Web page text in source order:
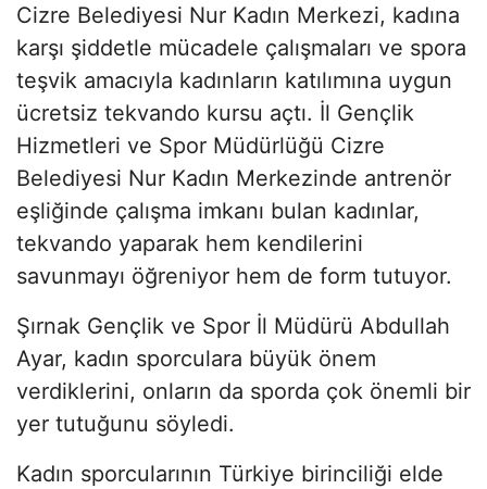
Cizre Belediyesi Nur Kadın Merkezi, kadına
karşı şiddetle mücadele çalışmaları ve spora
teşvik amacıyla kadınların katılımına uygun
ücretsiz tekvando kursu açtı. İl Gençlik
Hizmetleri ve Spor Müdürlüğü Cizre
Belediyesi Nur Kadın Merkezinde antrenör
eşliğinde çalışma imkanı bulan kadınlar,
tekvando yaparak hem kendilerini
savunmayı öğreniyor hem de form tutuyor.
Şırnak Gençlik ve Spor İl Müdürü Abdullah
Ayar, kadın sporculara büyük önem
verdiklerini, onların da sporda çok önemli bir
yer tutuğunu söyledi.
Kadın sporcularının Türkiye birinciliği elde